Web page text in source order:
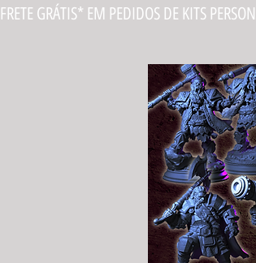
FRETE GRÁTIS* EM PEDIDOS DE KITS